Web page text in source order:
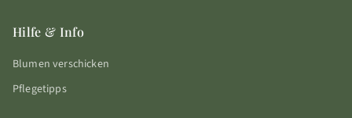
Hilfe & Info
Blumen verschicken
Pflegetipps